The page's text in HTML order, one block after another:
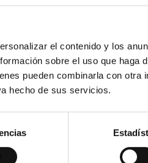
el contenido y los
sobre el uso que haga
pueden combinarla con otra
hecho de sus servicios.
escaparon fácilmente